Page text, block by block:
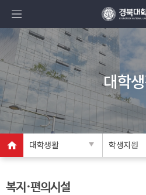
대학
대학생활 학생지원
복지·편의시설